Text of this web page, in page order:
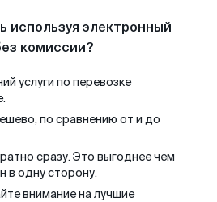
используя электронный
комиссии?
услуги по перевозке
по сравнению от и до
сразу. Это выгоднее чем
в одну сторону.
внимание на лучшие